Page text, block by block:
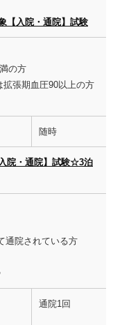
【入院・通院】試験
の方
拡張期血圧90以上の方
随時
院・通院】試験☆3泊
通院されている方
通院1回